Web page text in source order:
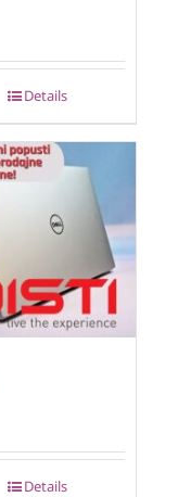
Details
Details